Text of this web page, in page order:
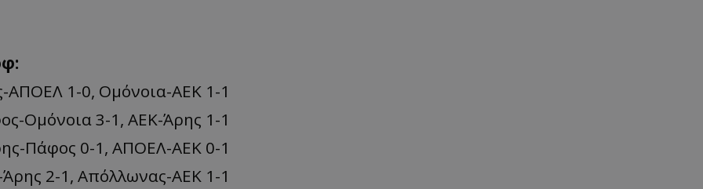
ΑΠΟΕΛ 1-0, Ομόνοια-ΑΕΚ 1-1
Ομόνοια 3-1, ΑΕΚ-Άρης 1-1
Πάφος 0-1, ΑΠΟΕΛ-ΑΕΚ 0-1
2-1, Απόλλωνας-ΑΕΚ 1-1